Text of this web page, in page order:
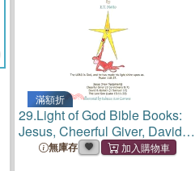
滿額折
29.Light of God Bible Books:
Jesus, Cheerful Giver, David &
Goliath, the Lost Son
無庫存